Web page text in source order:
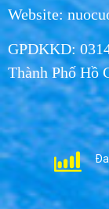
Website:
GPDKKD:
Thành Phố Hồ